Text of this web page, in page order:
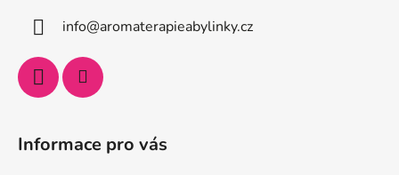
info@aromaterapieabylinky.cz
Informace pro vás